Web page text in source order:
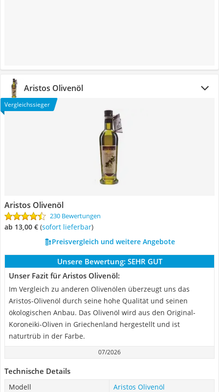
Aristos Olivenöl
Vergleichssieger
Aristos Olivenöl
230 Bewertungen
ab 13,00 € ( Sofort lieferbar)
Preisvergleich und weitere Angebote
Unsere Bewertung: SEHR GUT
Unser Fazit für Aristos Olivenöl:
Im Vergleich zu anderen Olivenölen überzeugt uns das
Aristos-Olivenöl durch seine hohe Qualität und seinen
ökologischen Anbau. Das Olivenöl wird aus den Original-
Koroneiki-Oliven in Griechenland hergestellt und ist
naturtrüb in der Farbe.
07/2026
Technische Details
Modell
Aristos Olivenöl